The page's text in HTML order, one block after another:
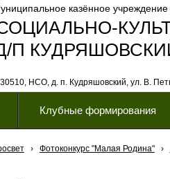
НСО, д. п. Кудряшовский, ул. В.
казённое учреждение
П
Клубные формирования
› Фотоконкурс "Малая Родина" ›